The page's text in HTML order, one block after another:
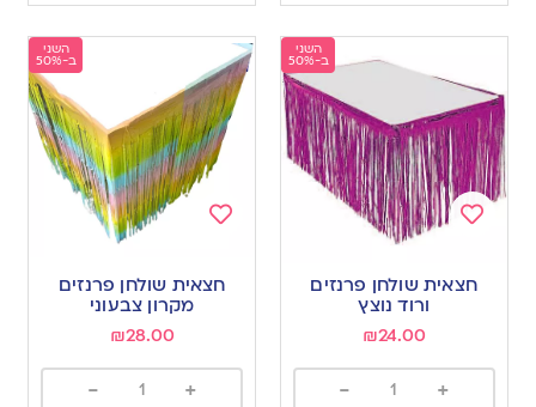
השני
ב-50%
wishlist
חצאית שולחן פרנזים
ורוד נוצץ
₪24.00
+
-
השני
ב-50%
wishlist
חצאית שולחן פרנזים
מקרון צבעוני
₪28.00
+
-